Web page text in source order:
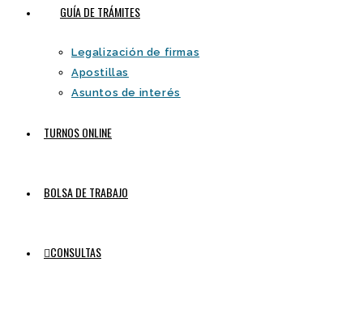
GUÍA DE TRÁMITES
Legalización de firmas
Apostillas
Asuntos de interés
TURNOS ONLINE
BOLSA DE TRABAJO
CONSULTAS